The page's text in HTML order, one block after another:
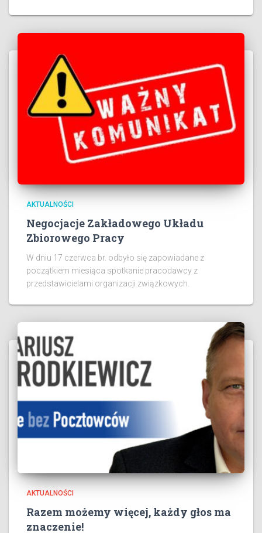
AKTUALNOŚCI
Negocjacje Zakładowego Układu
Zbiorowego Pracy
W dniu 17 czerwca br. odbyło się zapowiadane z
początkiem miesiąca spotkanie pracodawcy z
przedstawicielami organizacji związkowych.
AKTUALNOŚCI
Razem możemy więcej, każdy głos ma
znaczenie!